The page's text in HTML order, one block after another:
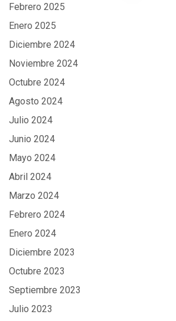
Febrero 2025
Enero 2025
Diciembre 2024
Noviembre 2024
Octubre 2024
Agosto 2024
Julio 2024
Junio 2024
Mayo 2024
Abril 2024
Marzo 2024
Febrero 2024
Enero 2024
Diciembre 2023
Octubre 2023
Septiembre 2023
Julio 2023